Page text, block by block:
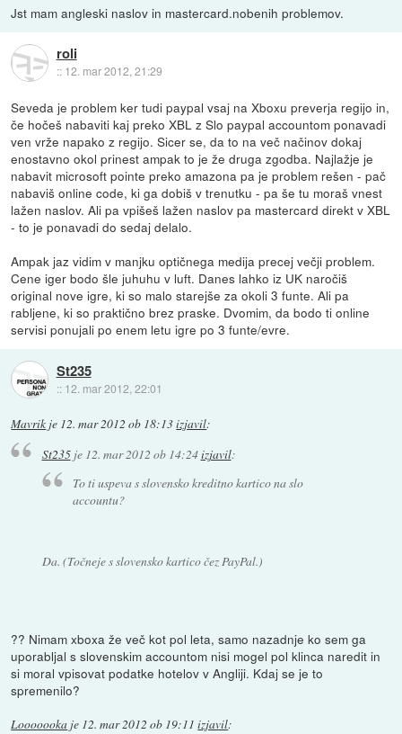
Jst mam angleski naslov in mastercard.nobenih problemov.
roli
:: 12. mar 2012, 21:29
Seveda je problem ker tudi paypal vsaj na Xboxu preverja regijo in,
če hočeš nabaviti kaj preko XBL z Slo paypal accountom ponavadi
ven vrže napako z regijo. Sicer se, da to na več načinov dokaj
enostavno okol prinest ampak to je že druga zgodba. Najlažje je
nabavit microsoft pointe preko amazona pa je problem rešen - pač
nabaviš online code, ki ga dobiš v trenutku - pa še tu moraš vnest
lažen naslov. Ali pa vpišeš lažen naslov pa mastercard direkt v XBL
- to je ponavadi do sedaj delalo.
Ampak jaz vidim v manjku optičnega medija precej večji problem.
Cene iger bodo šle juhuhu v luft. Danes lahko iz UK naročiš
original nove igre, ki so malo starejše za okoli 3 funte. Ali pa
rabljene, ki so praktično brez praske. Dvomim, da bodo ti online
servisi ponujali po enem letu igre po 3 funte/evre.
St235
:: 12. mar 2012, 22:01
Mavrik je 12. mar 2012 ob 18:13izjavil:
St235je 12. mar 2012 ob 14:24izjavil:
To ti uspeva s slovensko kreditno kartico na slo
accountu?
Da. (Točneje s slovensko kartico čez PayPal.)
?? Nimam xboxa že več kot pol leta, samo nazadnje ko sem ga
uporabljal s slovenskim accountom nisi mogel pol klinca naredit in
si moral vpisovat podatke hotelov v Angliji. Kdaj se je to
spremenilo?
Looooooka je 12. mar 2012 ob 19:11 izjavil: